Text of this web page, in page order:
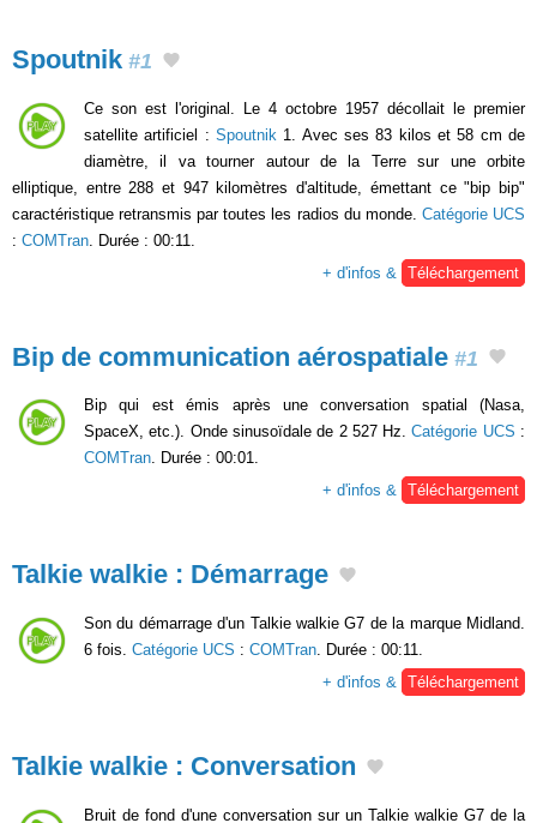
Spoutnik #1
Ce son est l'original. Le 4 octobre 1957 décollait le premier
satellite artificiel : Spoutnik 1. Avec ses 83 kilos et 58 cm de
diamètre, il va tourner autour de la Terre sur une orbite
elliptique, entre 288 et 947 kilomètres d'altitude, émettant ce "bip bip"
caractéristique retransmis par toutes les radios du monde. Catégorie UCS
: COMTran . Durée : 00:11.
+ d'infos &
Téléchargement
Bip de communication aérospatiale #1
Bip qui est émis après une conversation spatial (Nasa,
SpaceX, etc.). Onde sinusoïdale de 2 527 Hz.Catégorie UCS :
COMTran. Durée : 00:01.
+ d'infos & Téléchargement
Talkie walkie : Démarrage
Son du démarrage d'un Talkie walkie G7 de la marque Midland.
6 fois. Catégorie UCS : COMTran . Durée : 00:11.
+ d'infos &
Téléchargement
Talkie walkie : Conversation
Bruit de fond d'une conversation sur un Talkie walkie G7 de la